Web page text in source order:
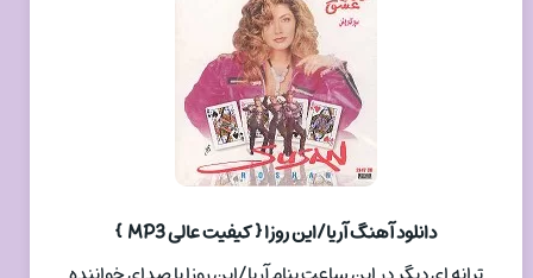
دانلود آهنگ آریا/این روزا { کیفیت عالی MP3 }